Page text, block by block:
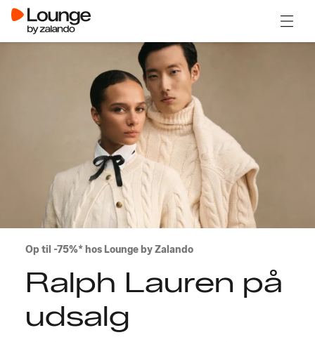
Op til -75%* hos Lounge by Zalando
Ralph Lauren på
udsalg